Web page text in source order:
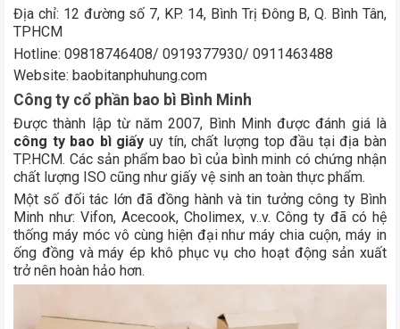
Địa chỉ: 12 đường số 7, KP. 14, Bình Trị Đông B, Q. Bình Tân,
TPHCM
Hotline: 09818746408/ 0919377930/ 0911463488
Website: baobitanphuhung.com
Công ty cổ phần bao bì Bình Minh
Được thành lập từ năm 2007, Bình Minh được đánh giá là
công ty bao bì giấy uy tín, chất lượng top đầu tại địa bàn
TP.HCM. Các sản phẩm bao bì của bình minh có chứng nhận
chất lượng ISO cũng như giấy vệ sinh an toàn thực phẩm.
Một số đối tác lớn đã đồng hành và tin tưởng công ty Bình
Minh như: Vifon, Acecook, Cholimex, v..v. Công ty đã có hệ
thống máy móc vô cùng hiện đại như máy chia cuộn, máy in
ống đồng và máy ép khô phục vụ cho hoạt động sản xuất
trở nên hoàn hảo hơn.